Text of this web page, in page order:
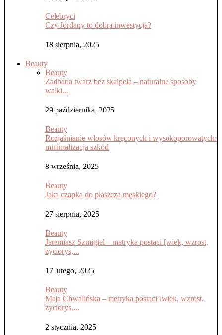
Celebryci
Czy Jordany to dobra inwestycja?
18 sierpnia, 2025
Beauty
Beauty
Zadbana twarz bez skalpela – naturalne sposoby
walki...
29 października, 2025
Beauty
Rozjaśnianie włosów kręconych i wysokoporowatych:
minimalizacja szkód
8 września, 2025
Beauty
Jaka czapka do płaszcza męskiego?
27 sierpnia, 2025
Beauty
Jeremiasz Szmigiel – metryka postaci [wiek, wzrost,
życiorys,...
17 lutego, 2025
Beauty
Maja Chwalińska – metryka postaci [wiek, wzrost,
życiorys,...
2 stycznia, 2025